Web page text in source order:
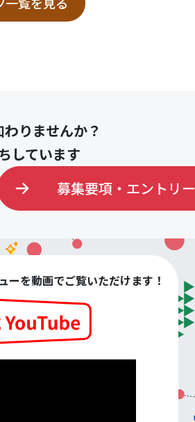
りませんか？
しています
募集要項・エントリー
を動画でご覧いただけます！